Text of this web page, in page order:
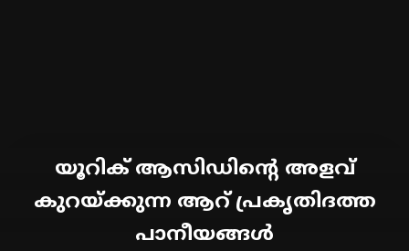
യൂറിക് ആസിഡിന്റെ അളവ്
കുറയ്ക്കുന്ന ആറ് പ്രകൃതിദത്ത
പാനീയങ്ങൾ